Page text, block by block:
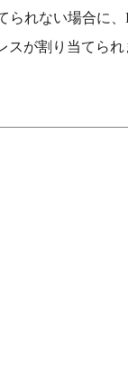
られない場合に
スが割り当てられ